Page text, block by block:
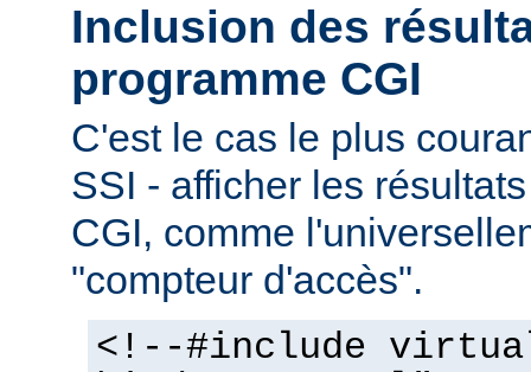
Inclusion des
programme CGI
C'est le cas le plus
SSI - afficher les
CGI, comme
"compteur d'accès".
<!--#include